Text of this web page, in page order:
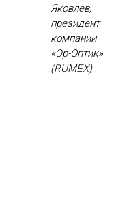
Яковлев,
президент
компании
«Эр-Оптик»
(RUMEX)